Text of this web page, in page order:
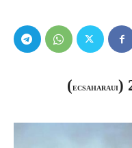
ECSAHARAUI
)